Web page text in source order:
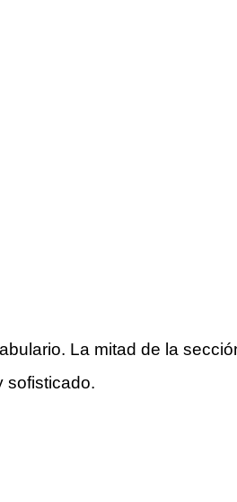
La mitad de la
sofisticado.